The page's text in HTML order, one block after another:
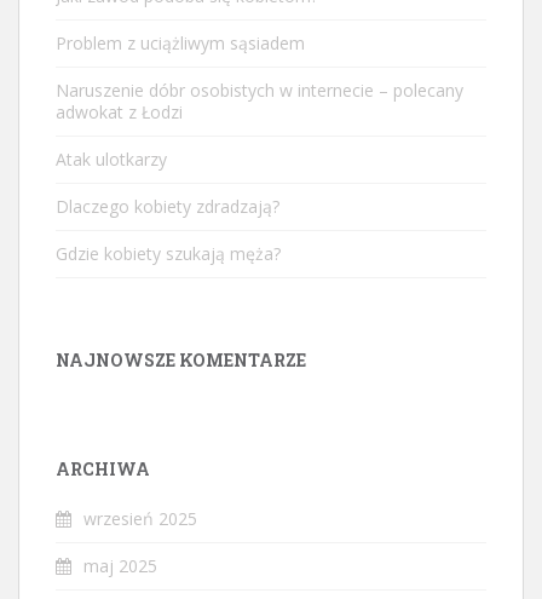
Problem z uciążliwym sąsiadem
Naruszenie dóbr osobistych w internecie – polecany
adwokat z Łodzi
Atak ulotkarzy
Dlaczego kobiety zdradzają?
Gdzie kobiety szukają męża?
NAJNOWSZE KOMENTARZE
ARCHIWA
wrzesień 2025
maj 2025